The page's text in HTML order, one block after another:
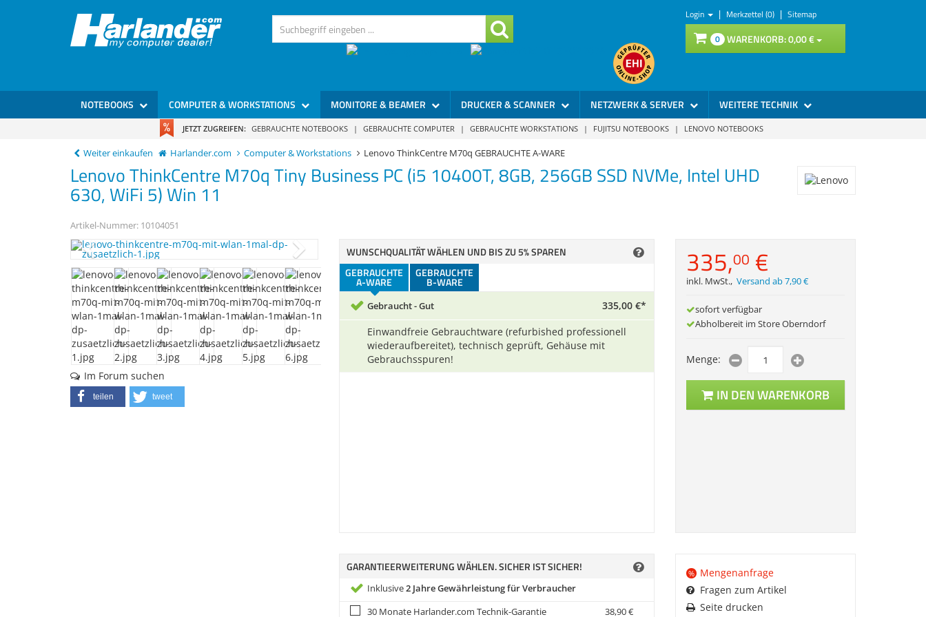
Login | Merkzettel (0) | Sitemap
0 WARENKORB:0,00€
NOTEBOOKS COMPUTER & WORKSTATIONS MONITORE & BEAMER DRUCKER & SCANNER NETZWERK & SERVER WEITERE TECHNIK
JETZT ZUGREIFEN: GEBRAUCHTE NOTEBOOKS | GEBRAUCHTE COMPUTER | GEBRAUCHTE WORKSTATIONS | FUJITSU NOTEBOOKS | LENOVO NOTEBOOKS
Weiter einkaufen Harlander.com Computer & Workstations Lenovo ThinkCentre M70q GEBRAUCHTE A-WARE
LenovoThinkCentre M70q Tiny Business PC (i5 10400T, 8GB, 256GB SSD NVMe, Intel UHD
630, WiFi 5) Win 11
Artikel-Nummer: 10104051
Im Forum suchen
teilen tweet
WUNSCHQUALITÄT WÄHLEN UND BIS ZU 5% SPAREN
GEBRAUCHTE
A-WARE
GEBRAUCHTE
B-WARE
Gebraucht - Gut 335,00 €*
Einwandfreie Gebrauchtware (refurbished professionell
wiederaufbereitet), technisch geprüft, Gehäuse mit
Gebrauchsspuren!
GARANTIEERWEITERUNG WÄHLEN. SICHER IST SICHER!
Inklusive2 Jahre Gewährleistung für Verbraucher
30 Monate Harlander.com Technik-Garantie
38,90€
335,00 €
inkl. MwSt., Versand ab 7,90 €
sofort verfügbar
Abholbereit im Store Oberndorf
Menge:
IN DEN WARENKORB
%
Mengenanfrage
Fragen zum Artikel
Seite drucken